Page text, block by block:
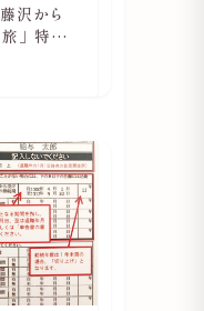
沢から
」特徴